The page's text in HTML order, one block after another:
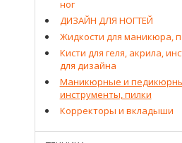
ног
ДИЗАЙН ДЛЯ НОГТЕЙ
Жидкости для маникюра,
Кисти для геля, акрила,
для дизайна
Маникюрные и
инструменты, пилки
Корректоры и вкладыши